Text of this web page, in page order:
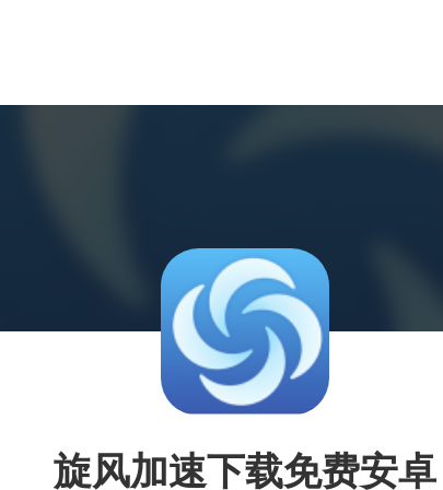
旋风加速下载免费安卓